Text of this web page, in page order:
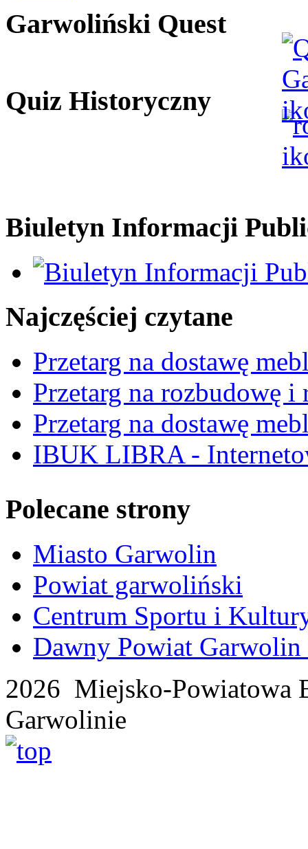
Garwoliński Quest
Quiz Historyczny
Biuletyn Informacji
Najczęściej czytane
Przetarg na dostawę
Przetarg na rozbudowę
Przetarg na dostawę
IBUK LIBRA -
Polecane strony
Miasto Garwolin
Powiat garwoliński
Centrum Sportu i
Dawny Powiat
2026 Miejsko-Powiatowa
Garwolinie